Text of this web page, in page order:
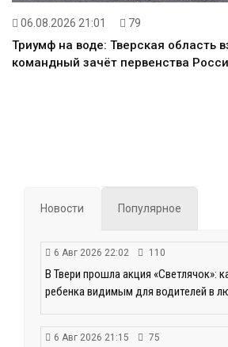
06.08.2026 21:01 79
Триумф на воде: Тверская область
командный зачёт первенства
Новости Популярное
6 Авг 2026 22:02 110
В Твери прошла акция «Светлячок»:
ребенка видимым для водителей в
6 Авг 2026 21:15 75